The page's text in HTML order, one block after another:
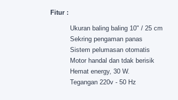
Fitur :
Ukuran baling baling 10" / 25 cm
Sekring pengaman panas
Sistem pelumasan otomatis
Motor handal dan tdak berisik
Hemat energy, 30 W.
Tegangan 220v - 50 Hz